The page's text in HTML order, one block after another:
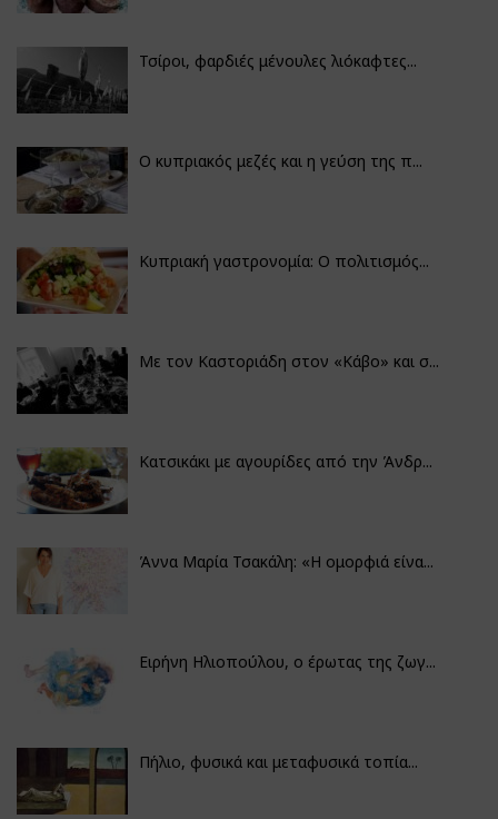
Τσίροι, φαρδιές μένουλες λιόκαφτες...
Ο κυπριακός μεζές και η γεύση της π...
Κυπριακή γαστρονομία: Ο πολιτισμός...
Με τον Καστοριάδη στον «Κάβο» και σ...
Κατσικάκι με αγουρίδες από την Άνδρ...
Άννα Μαρία Τσακάλη: «Η ομορφιά είνα...
Ειρήνη Ηλιοπούλου, ο έρωτας της ζωγ...
Πήλιο, φυσικά και μεταφυσικά τοπία...